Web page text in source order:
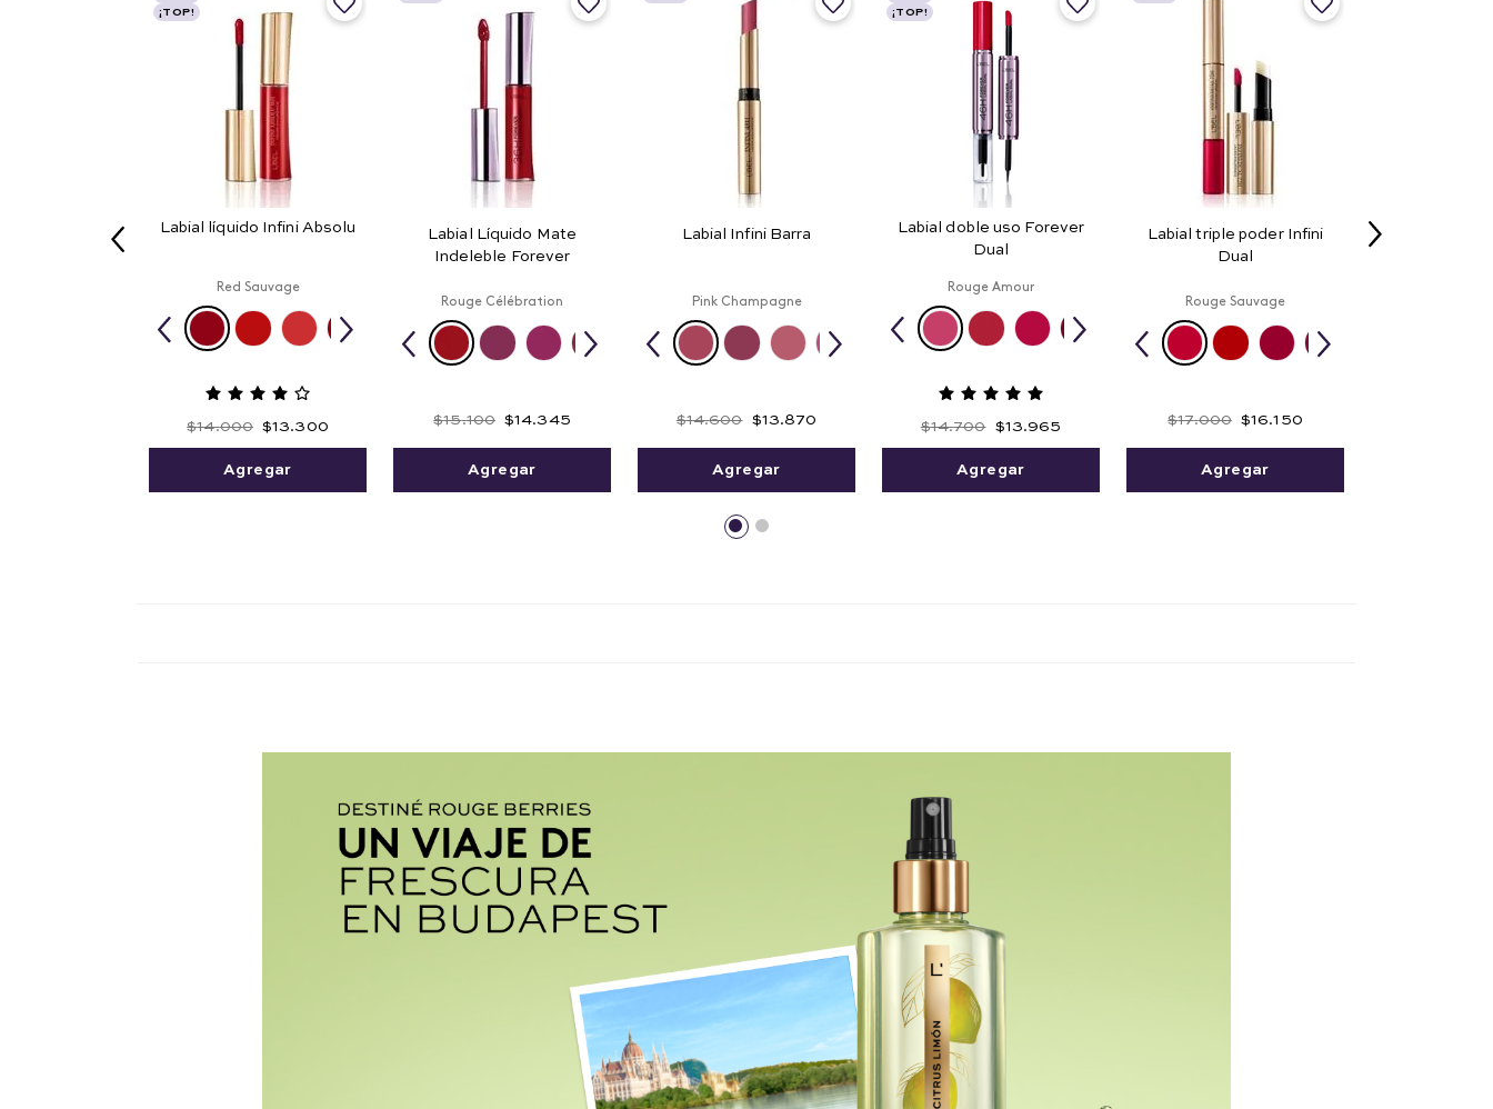
¡TOP!
Labial líquido Infini Absolu
Red Sauvage
$14.000 $13.300
Agregar
Labial Líquido Mate
Indeleble Forever
Rouge Célébration
$15.100 $14.345
Agregar
Labial Infini Barra
Pink Champagne
$14.600 $13.870
Agregar
¡TOP!
Labial doble uso Forever
Dual
Rouge Amour
$14.700 $13.965
Agregar
Labial triple poder Infini
Dual
Rouge Sauvage
$17.000 $16.150
Agregar